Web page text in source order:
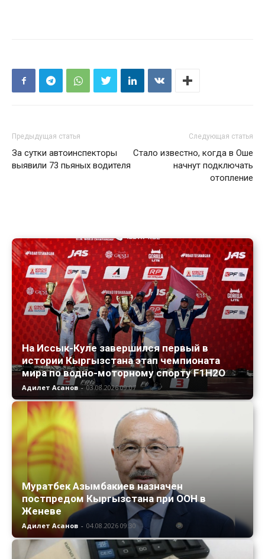
Предыдущая статья
За сутки автоинспекторы
выявили 73 пьяных водителя
Следующая статья
Стало известно, когда в Оше
начнут подключать
отопление
На Иссык-Куле завершился первый в
истории Кыргызстана этап чемпионата
мира по водно-моторному спорту F1H2O
Адилет Асанов - 03.08.2026 09:07
Муратбек Азымбакиев назначен
постпредом Кыргызстана при ООН в
Женеве
Адилет Асанов - 04.08.2026 09:30